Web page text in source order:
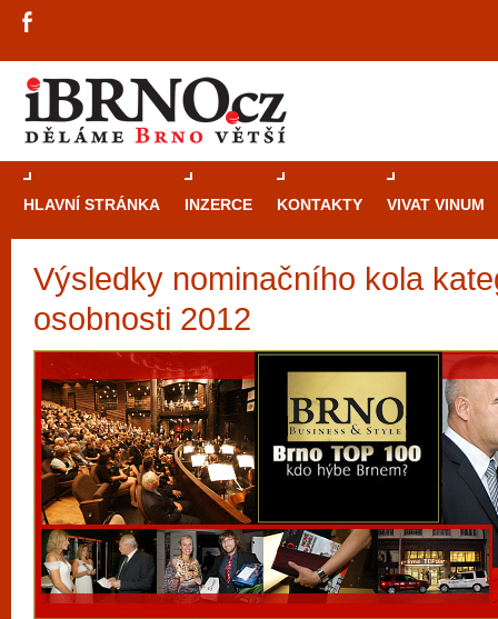
HLAVNÍ STRÁNKA INZERCE KONTAKTY VIVAT VINUM
Výsledky nominačního kola
osobnosti 2012
Průvodce
automaty
Brno je
zajímavé
restaurace,
Mimo jiné je ale také místem, kde si
vyzkoušet různé kasinové hry. V
metropoli naleznete širokou nabídku her
po moderní automaty jak pro pravidelné
příležitostné hráče. V...